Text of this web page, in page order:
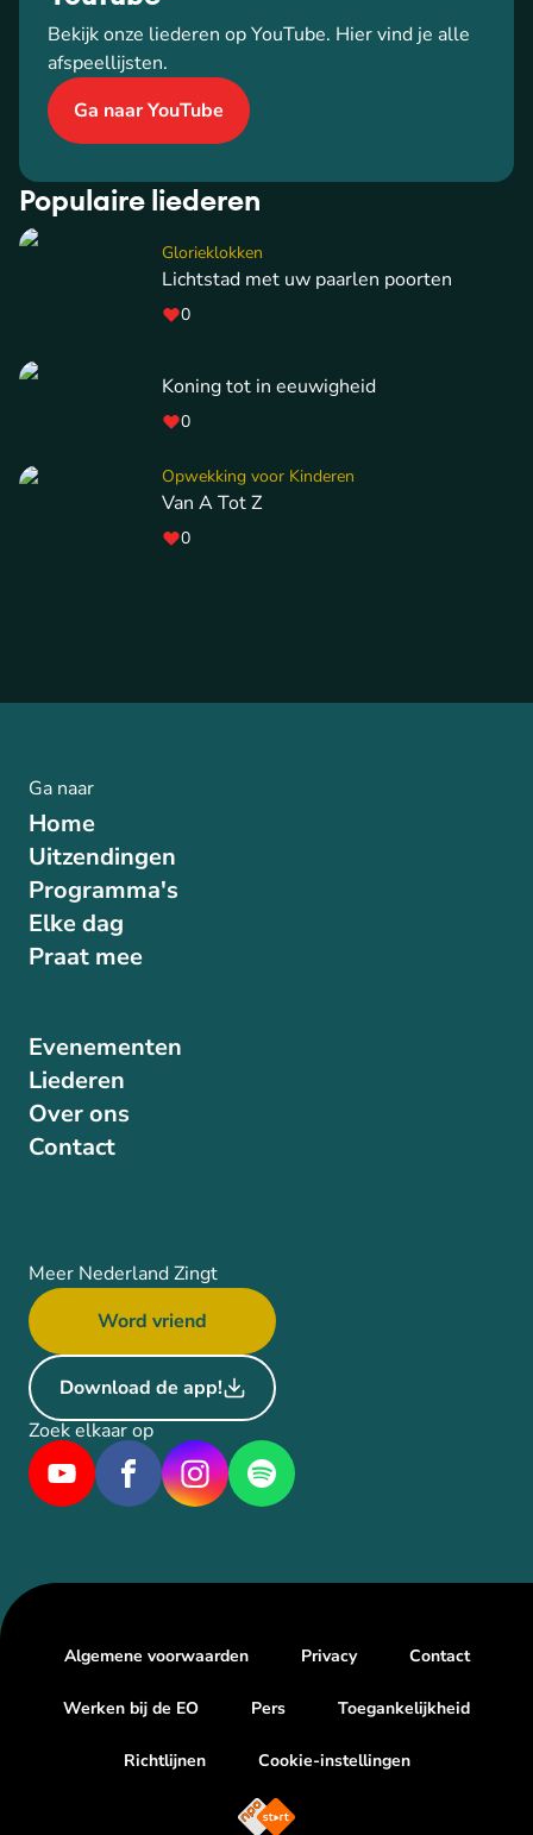
Bekijk onze liederen op YouTube. Hier vind je alle
afspeellijsten.
Ga naar YouTube
Populaire liederen
Glorieklokken
Lichtstad met uw paarlen poorten
0
Koning tot in eeuwigheid
0
Opwekking voor Kinderen
Van A Tot Z
0
Ga naar
Home
Uitzendingen
Programma's
Elke dag
Praat mee
Evenementen
Liederen
Over ons
Contact
Meer Nederland Zingt
Word vriend
Download de app!
Zoek elkaar op
Algemene voorwaarden Privacy Contact
Werken bij de EO Pers Toegankelijkheid
Richtlijnen Cookie-instellingen